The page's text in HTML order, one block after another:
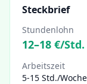
Steckbrief
Stundenlohn
12–18 €/Std.
Arbeitszeit
5-15 Std./Woche